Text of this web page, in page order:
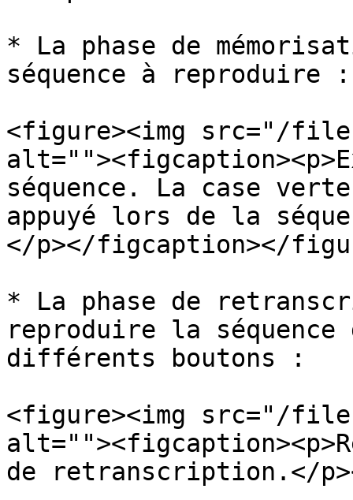
* La phase de
séquence à reproduire :
<figure><img src="/files/
séquence. La case
appuyé lors de la
</p></figcaption></
* La phase de
reproduire la
différents boutons :
<figure><img src="/files/
de retranscription.</